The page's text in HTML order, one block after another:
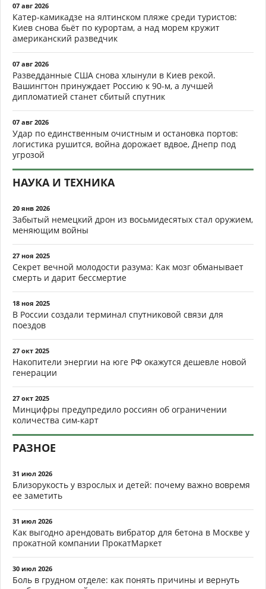
07 авг 2026
Катер-камикадзе на ялтинском пляже среди туристов:
Киев снова бьёт по курортам, а над морем кружит
американский разведчик
07 авг 2026
Разведданные США снова хлынули в Киев рекой.
Вашингтон принуждает Россию к 90-м, а лучшей
дипломатией станет сбитый спутник
07 авг 2026
Удар по единственным очистным и остановка портов:
логистика рушится, война дорожает вдвое, Днепр под
угрозой
НАУКА И ТЕХНИКА
20 янв 2026
Забытый немецкий дрон из восьмидесятых стал оружием,
меняющим войны
27 ноя 2025
Секрет вечной молодости разума: Как мозг обманывает
смерть и дарит бессмертие
18 ноя 2025
В России создали терминал спутниковой связи для
поездов
27 окт 2025
Накопители энергии на юге РФ окажутся дешевле новой
генерации
27 окт 2025
Минцифры предупредило россиян об ограничении
количества сим-карт
РАЗНОЕ
31 июл 2026
Близорукость у взрослых и детей: почему важно вовремя
ее заметить
31 июл 2026
Как выгодно арендовать вибратор для бетона в Москве у
прокатной компании ПрокатМаркет
30 июл 2026
Боль в грудном отделе: как понять причины и вернуть